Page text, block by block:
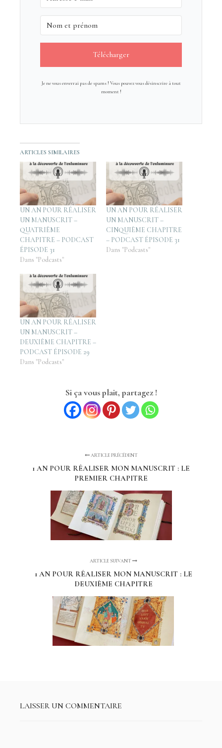
Télécharger
Je ne vous enverrai pas de spams ! Vous pouvez vous désinscrire à tout
moment !
ARTICLES SIMILAIRES
UN AN POUR RÉALISER
UN MANUSCRIT –
QUATRIÈME
CHAPITRE – PODCAST
ÉPISODE 31
Dans "Podcasts"
UN AN POUR RÉALISER
UN MANUSCRIT –
CINQUIÈME CHAPITRE
– PODCAST ÉPISODE 31
Dans "Podcasts"
UN AN POUR RÉALISER
UN MANUSCRIT –
DEUXIÈME CHAPITRE –
PODCAST ÉPISODE 29
Dans "Podcasts"
Si ça vous plait, partagez !
ARTICLE PRÉCÉDENT
1 AN POUR RÉALISER MON MANUSCRIT : LE
PREMIER CHAPITRE
ARTICLE SUIVANT
1 AN POUR RÉALISER MON MANUSCRIT : LE
DEUXIÈME CHAPITRE
LAISSER UN COMMENTAIRE